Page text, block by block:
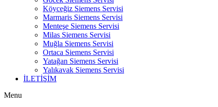
Köyceğiz Siemens Servisi
Marmaris Siemens Servisi
Menteşe Siemens Servisi
Milas Siemens Servisi
Muğla Siemens Servisi
Ortaca Siemens Servisi
Yatağan Siemens Servisi
Yalıkavak Siemens Servisi
İLETİŞİM
Menu